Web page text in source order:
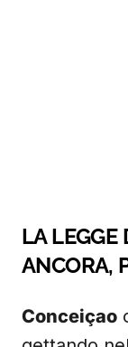
LA LEGGE
ANCORA,
Conceiçao